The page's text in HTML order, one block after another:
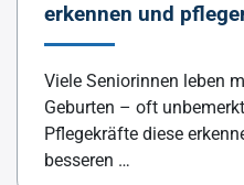
erkennen und
Viele Seniorinnen leben
Geburten – oft
Pflegekräfte diese
besseren …